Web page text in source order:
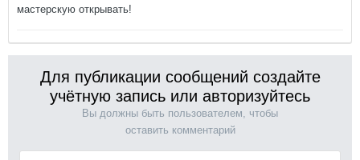
мастерскую открывать!
Для публикации сообщений создайте
учётную запись или авторизуйтесь
Вы должны быть пользователем, чтобы
оставить комментарий